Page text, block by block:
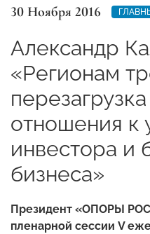
30 Ноября 2016
Александр
«Регионам
отношения к
инвестора и
бизнеса»
Президент «ОПОРЫ
пленарной сессии V